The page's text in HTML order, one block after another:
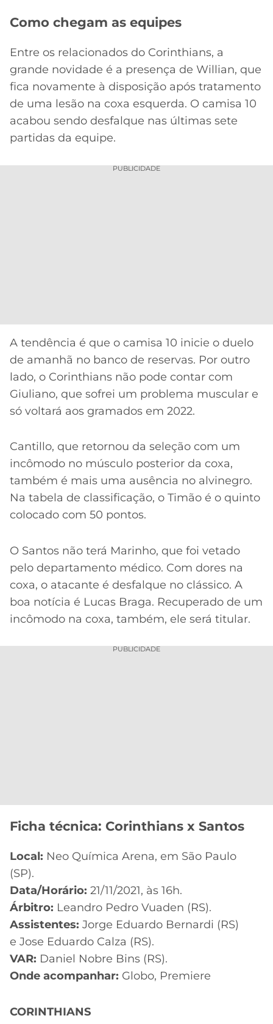
Como chegam as equipes
Entre os relacionados do Corinthians, a
grande novidade é a presença de Willian, que
fica novamente à disposição após tratamento
de uma lesão na coxa esquerda. O camisa 10
acabou sendo desfalque nas últimas sete
partidas da equipe.
PUBLICIDADE
A tendência é que o camisa 10 inicie o duelo
de amanhã no banco de reservas. Por outro
lado, o Corinthians não pode contar com
Giuliano, que sofrei um problema muscular e
só voltará aos gramados em 2022.
Cantillo, que retornou da seleção com um
incômodo no músculo posterior da coxa,
também é mais uma ausência no alvinegro.
Na tabela de classificação, o Timão é o quinto
colocado com 50 pontos.
O Santos não terá Marinho, que foi vetado
pelo departamento médico. Com dores na
coxa, o atacante é desfalque no clássico. A
boa notícia é Lucas Braga. Recuperado de um
incômodo na coxa, também, ele será titular.
PUBLICIDADE
Ficha técnica: Corinthians x Santos
Local: Neo Química Arena, em São Paulo
(SP).
Data/Horário: 21/11/2021, às 16h.
Árbitro: Leandro Pedro Vuaden (RS).
Assistentes: Jorge Eduardo Bernardi (RS)
e Jose Eduardo Calza (RS).
VAR: Daniel Nobre Bins (RS).
Onde acompanhar: Globo, Premiere
CORINTHIANS